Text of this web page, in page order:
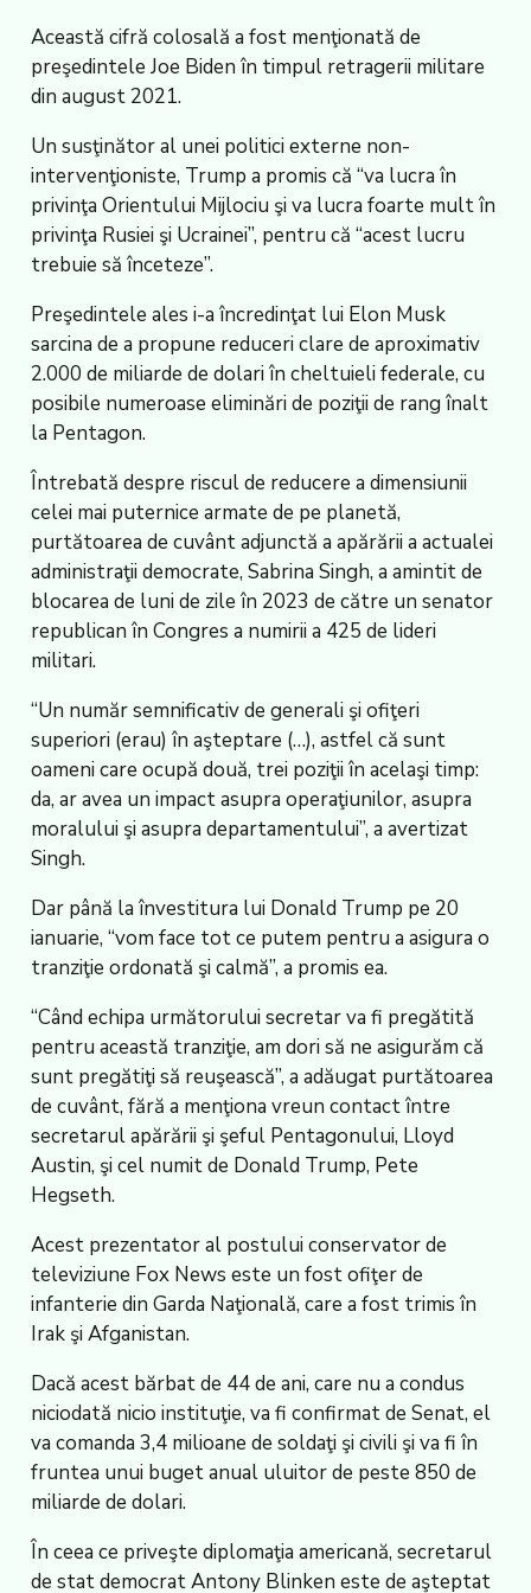
Această cifră colosală a fost menţionată de
preşedintele Joe Biden în timpul retragerii militare
din august 2021.
Un susţinător al unei politici externe non-
intervenţioniste, Trump a promis că “va lucra în
privinţa Orientului Mijlociu şi va lucra foarte mult în
privinţa Rusiei şi Ucrainei”, pentru că “acest lucru
trebuie să înceteze”.
Preşedintele ales i-a încredinţat lui Elon Musk
sarcina de a propune reduceri clare de aproximativ
2.000 de miliarde de dolari în cheltuieli federale, cu
posibile numeroase eliminări de poziţii de rang înalt
la Pentagon.
Întrebată despre riscul de reducere a dimensiunii
celei mai puternice armate de pe planetă,
purtătoarea de cuvânt adjunctă a apărării a actualei
administraţii democrate, Sabrina Singh, a amintit de
blocarea de luni de zile în 2023 de către un senator
republican în Congres a numirii a 425 de lideri
militari.
“Un număr semnificativ de generali şi ofiţeri
superiori (erau) în aşteptare (…), astfel că sunt
oameni care ocupă două, trei poziţii în acelaşi timp:
da, ar avea un impact asupra operaţiunilor, asupra
moralului şi asupra departamentului”, a avertizat
Singh.
Dar până la învestitura lui Donald Trump pe 20
ianuarie, “vom face tot ce putem pentru a asigura o
tranziţie ordonată şi calmă”, a promis ea.
“Când echipa următorului secretar va fi pregătită
pentru această tranziţie, am dori să ne asigurăm că
sunt pregătiţi să reuşească”, a adăugat purtătoarea
de cuvânt, fără a menţiona vreun contact între
secretarul apărării şi şeful Pentagonului, Lloyd
Austin, şi cel numit de Donald Trump, Pete
Hegseth.
Acest prezentator al postului conservator de
televiziune Fox News este un fost ofiţer de
infanterie din Garda Naţională, care a fost trimis în
Irak şi Afganistan.
Dacă acest bărbat de 44 de ani, care nu a condus
niciodată nicio instituţie, va fi confirmat de Senat, el
va comanda 3,4 milioane de soldaţi şi civili şi va fi în
fruntea unui buget anual uluitor de peste 850 de
miliarde de dolari.
În ceea ce priveşte diplomaţia americană, secretarul
de stat democrat Antony Blinken este de aşteptat